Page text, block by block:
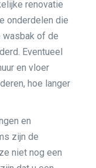
renovatie
onderdelen die
wasbak of de
Eventueel
en vloer
hoe langer
en
zijn de
niet nog een